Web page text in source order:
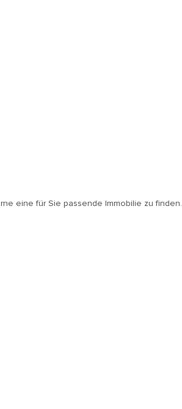
eine für Sie passende Immobilie zu finden.